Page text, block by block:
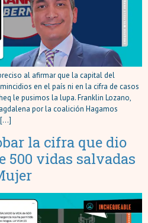
al afirmar que la capital del
en el país ni en la cifra de casos
le pusimos la lupa. Franklin Lozano,
por la coalición Hagamos
[…]
la cifra que dio
500 vidas salvadas